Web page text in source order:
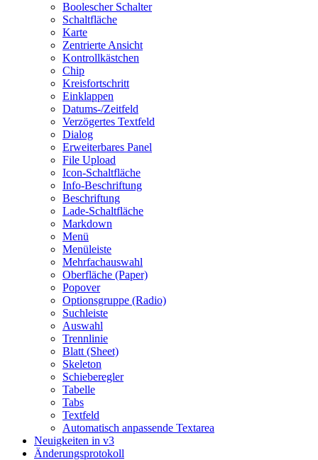
Boolescher Schalter
Schaltfläche
Karte
Zentrierte Ansicht
Kontrollkästchen
Chip
Kreisfortschritt
Einklappen
Datums-/Zeitfeld
Verzögertes Textfeld
Dialog
Erweiterbares Panel
File Upload
Icon-Schaltfläche
Info-Beschriftung
Beschriftung
Lade-Schaltfläche
Markdown
Menü
Menüleiste
Mehrfachauswahl
Oberfläche (Paper)
Popover
Optionsgruppe (Radio)
Suchleiste
Auswahl
Trennlinie
Blatt (Sheet)
Skeleton
Schieberegler
Tabelle
Tabs
Textfeld
Automatisch anpassende Textarea
Neuigkeiten in v3
Änderungsprotokoll